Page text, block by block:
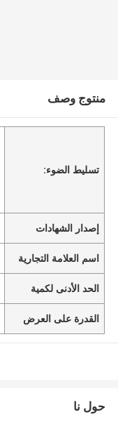
منتوج وصف
تسليط الضوء:
إصدار الشهادات
اسم العلامة التجارية
الحد الأدنى لكمية
القدرة على العرض
حول نا